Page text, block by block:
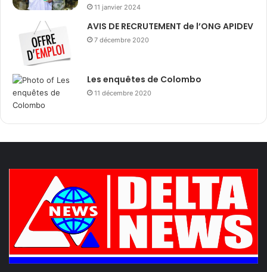
11 janvier 2024
AVIS DE RECRUTEMENT de l’ONG APIDEV
7 décembre 2020
Les enquêtes de Colombo
11 décembre 2020